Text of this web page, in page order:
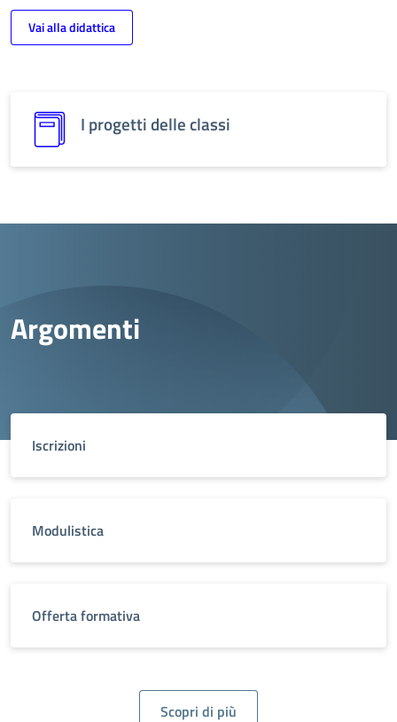
Vai alla didattica
I progetti delle classi
Argomenti
Iscrizioni
Modulistica
Offerta formativa
Scopri di più